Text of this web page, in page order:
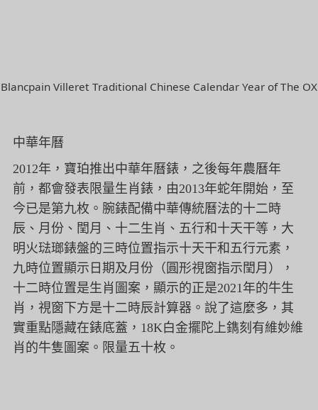
Blancpain Villeret Traditional Chinese Calendar Year of The OX
中華年曆
2012年，寶珀推出中華年曆錶，之後每年農曆年
前，都會發表限量生肖錶，由2013年蛇年開始，至
今已是第九枚。腕錶配備中華傳統曆法的十二時
辰、月份、閏月、十二生肖、五行和十天干等，大
明火琺瑯錶盤的三時位置指示十天干和五行元素，
九時位置顯示日期及月份（圓形視窗指示閏月），
十二時位置是生肖圖案，顯示的正是2021 年的牛生
肖，視窗下方是十二時辰計算器。說了這麼多，其
實重點隱藏在錶底蓋， 18K白金擺陀上鐫刻有維妙維
肖的牛隻圖案。限量五十枚。